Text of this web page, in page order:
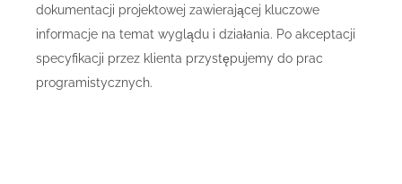
dokumentacji projektowej zawierającej kluczowe
informacje na temat wyglądu i działania. Po akceptacji
specyfikacji przez klienta przystępujemy do prac
programistycznych.